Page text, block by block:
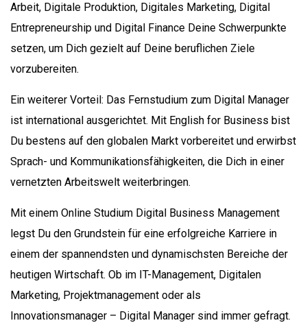
Arbeit, Digitale Produktion, Digitales Marketing, Digital
Entrepreneurship und Digital Finance Deine Schwerpunkte
setzen, um Dich gezielt auf Deine beruflichen Ziele
vorzubereiten.
Ein weiterer Vorteil: Das Fernstudium zum Digital Manager
ist international ausgerichtet. Mit English for Business bist
Du bestens auf den globalen Markt vorbereitet und erwirbst
Sprach- und Kommunikationsfähigkeiten, die Dich in einer
vernetzten Arbeitswelt weiterbringen.
Mit einem Online Studium Digital Business Management
legst Du den Grundstein für eine erfolgreiche Karriere in
einem der spannendsten und dynamischsten Bereiche der
heutigen Wirtschaft. Ob im IT-Management, Digitalen
Marketing, Projektmanagement oder als
Innovationsmanager – Digital Manager sind immer gefragt.